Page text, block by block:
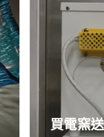
買電窯